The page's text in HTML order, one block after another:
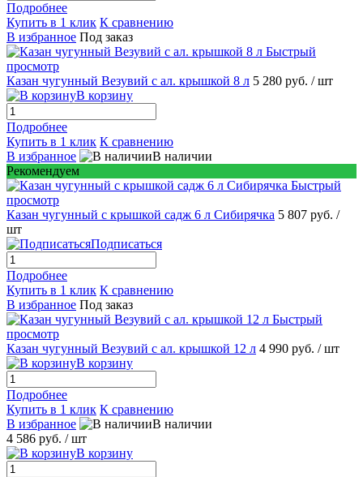
Подробнее
Купить в 1 клик К сравнению
В избранное Под заказ
Быстрый
просмотр
Казан чугунный Везувий с ал. крышкой 8 л 5 280 руб. / шт
В корзину
Подробнее
Купить в 1 клик К сравнению
В избранное
В наличии
Рекомендуем
Быстрый
просмотр
Казан чугунный с крышкой садж 6 л Сибирячка 5 807 руб. /
шт
Подписаться
Подробнее
Купить в 1 клик К сравнению
В избранное Под заказ
Быстрый
просмотр
Казан чугунный Везувий с ал. крышкой 12 л 4 990 руб. / шт
В корзину
Подробнее
Купить в 1 клик К сравнению
В избранное
В наличии
4 586 руб. / шт
В корзину